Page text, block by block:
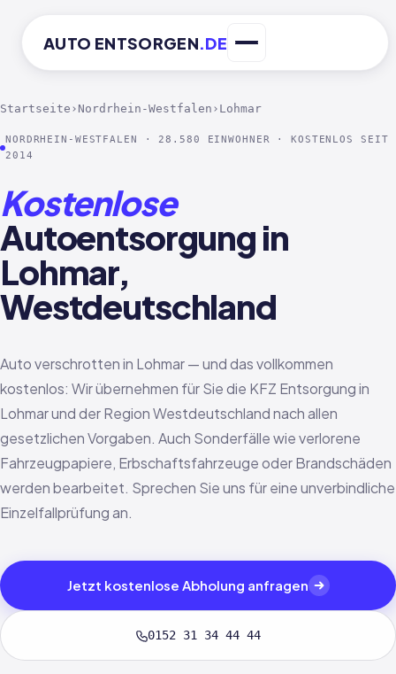
AUTO ENTSORGEN.DE
Startseite › Nordrhein-Westfalen › Lohmar
NORDRHEIN-WESTFALEN · 28.580 EINWOHNER · KOSTENLOS SEIT
2014
Kostenlose
Autoentsorgung in
Lohmar,
Westdeutschland
Auto verschrotten in Lohmar — und das vollkommen
kostenlos: Wir übernehmen für Sie die KFZ Entsorgung in
Lohmar und der Region Westdeutschland nach allen
gesetzlichen Vorgaben. Auch Sonderfälle wie verlorene
Fahrzeugpapiere, Erbschaftsfahrzeuge oder Brandschäden
werden bearbeitet. Sprechen Sie uns für eine unverbindliche
Einzelfallprüfung an.
Jetzt kostenlose Abholung anfragen
0152 31 34 44 44